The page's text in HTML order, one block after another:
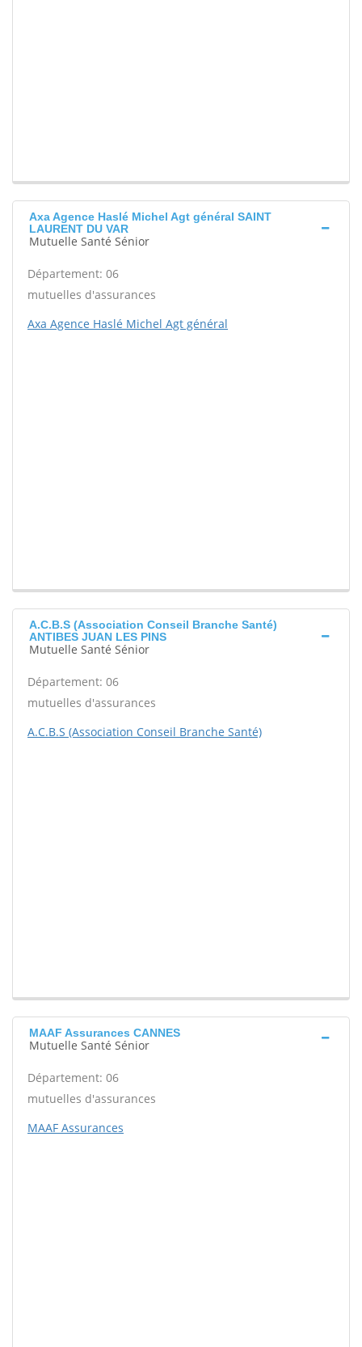
Axa Agence Haslé Michel Agt général SAINT
LAURENT DU VAR
Mutuelle Santé Sénior
Département: 06
mutuelles d'assurances
Axa Agence Haslé Michel Agt général
A.C.B.S (Association Conseil Branche Santé)
ANTIBES JUAN LES PINS
Mutuelle Santé Sénior
Département: 06
mutuelles d'assurances
A.C.B.S (Association Conseil Branche Santé)
MAAF Assurances CANNES
Mutuelle Santé Sénior
Département: 06
mutuelles d'assurances
MAAF Assurances